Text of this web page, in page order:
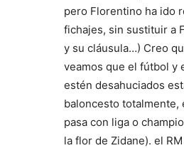
pero Florentino ha ido
fichajes, sin sustituir a
y su cláusula…) Creo
veamos que el fútbol y
estén desahuciados
baloncesto totalmente,
pasa con liga o
la flor de Zidane). el